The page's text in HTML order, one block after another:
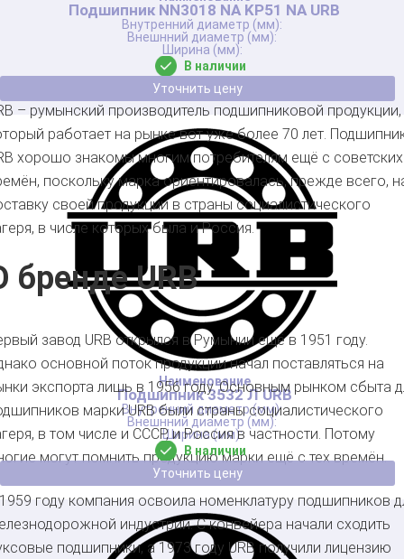
Подшипник NN3018 NA KP51 NA URB
В наличии
Уточнить цену
Подшипник 3532 Л URB
В наличии
Уточнить цену
– румынский производитель подшипниковой продукции,
работает на рынке вот уже более 70 лет.
хорошо знакомы многим потребителям ещё с советских
поскольку марка ориентировалась, прежде всего,
своей продукции в страны социалистического
в числе которых была и Россия.
бренде URB
завод URB открылся в Румынии ещё в 1951 году.
основной поток продукции начал поставляться на
экспорта лишь в 1956 году. Основным рынком сбыта
марки URB были страны социалистического
в том числе и СССР, и Россия в частности. Потому
могут помнить продукцию марки ещё с тех времён.
году компания освоила номенклатуру подшипников
индустрии. С конвейера начали сходить
подшипники, а 1973 году URB получили лицензию